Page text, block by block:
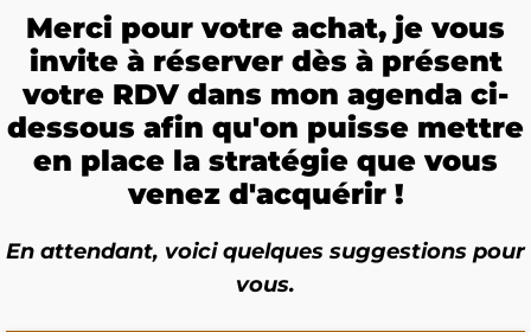
Merci pour votre achat, je vous
invite à réserver dès à présent
votre RDV dans mon agenda ci-
dessous afin qu'on puisse mettre
en place la stratégie que vous
venez d'acquérir !
En attendant, voici quelques suggestions pour
vous.